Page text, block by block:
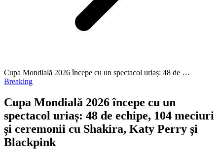
Cupa Mondială 2026 începe cu un spectacol uriaș: 48 de …
Breaking
Cupa Mondială 2026 începe cu un
spectacol uriaș: 48 de echipe, 104 meciuri
și ceremonii cu Shakira, Katy Perry și
Blackpink